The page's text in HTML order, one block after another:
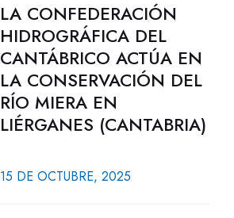
LA CONFEDERACIÓN
HIDROGRÁFICA DEL
CANTÁBRICO ACTÚA EN
LA CONSERVACIÓN DEL
RÍO MIERA EN
LIÉRGANES (CANTABRIA)
15 DE OCTUBRE, 2025